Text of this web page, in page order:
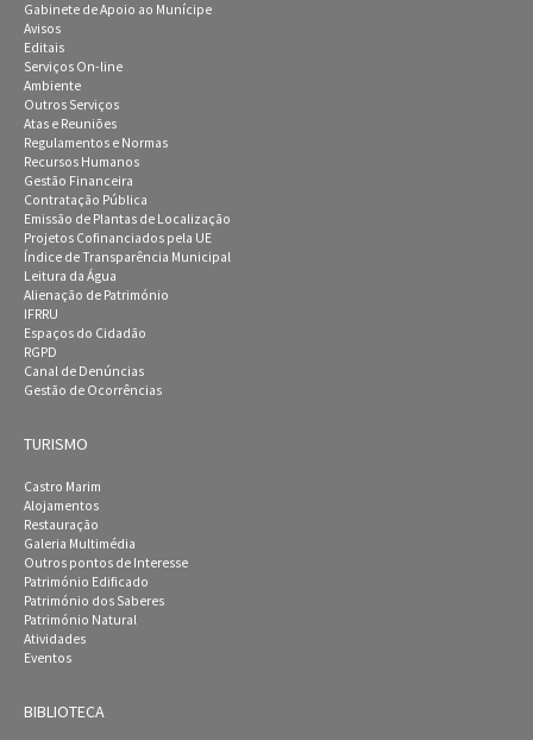
Gabinete de Apoio ao Munícipe
Avisos
Editais
Serviços On-line
Ambiente
Outros Serviços
Atas e Reuniões
Regulamentos e Normas
Recursos Humanos
Gestão Financeira
Contratação Pública
Emissão de Plantas de Localização
Projetos Cofinanciados pela UE
Índice de Transparência Municipal
Leitura da Água
Alienação de Património
IFRRU
Espaços do Cidadão
RGPD
Canal de Denúncias
Gestão de Ocorrências
TURISMO
Castro Marim
Alojamentos
Restauração
Galeria Multimédia
Outros pontos de Interesse
Património Edificado
Património dos Saberes
Património Natural
Atividades
Eventos
BIBLIOTECA